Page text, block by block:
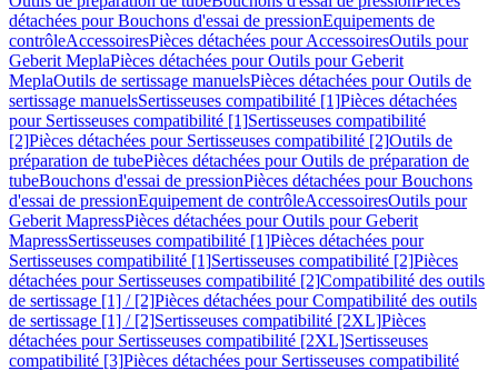
détachées pour Bouchons d'essai de pressionEquipements de
contrôleAccessoiresPièces détachées pour AccessoiresOutils pour
Geberit MeplaPièces détachées pour Outils pour Geberit
MeplaOutils de sertissage manuelsPièces détachées pour Outils de
sertissage manuelsSertisseuses compatibilité [1]Pièces détachées
pour Sertisseuses compatibilité [1]Sertisseuses compatibilité
[2]Pièces détachées pour Sertisseuses compatibilité [2]Outils de
préparation de tubePièces détachées pour Outils de préparation de
tubeBouchons d'essai de pressionPièces détachées pour Bouchons
d'essai de pressionEquipement de contrôleAccessoiresOutils pour
Geberit MapressPièces détachées pour Outils pour Geberit
MapressSertisseuses compatibilité [1]Pièces détachées pour
Sertisseuses compatibilité [1]Sertisseuses compatibilité [2]Pièces
détachées pour Sertisseuses compatibilité [2]Compatibilité des outils
de sertissage [1] / [2]Pièces détachées pour Compatibilité des outils
de sertissage [1] / [2]Sertisseuses compatibilité [2XL]Pièces
détachées pour Sertisseuses compatibilité [2XL]Sertisseuses
compatibilité [3]Pièces détachées pour Sertisseuses compatibilité